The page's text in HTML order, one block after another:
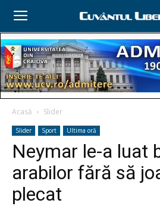
Acasă Slider
Slider Sport Ultima oră
Neymar le-a luat
arabilor fără să
plecat